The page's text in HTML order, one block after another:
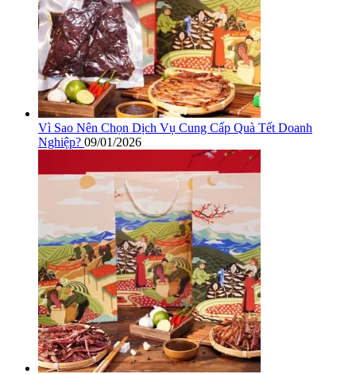
Vì Sao Nên Chọn Dịch Vụ Cung Cấp Quà Tết Doanh
Nghiệp? 09/01/2026